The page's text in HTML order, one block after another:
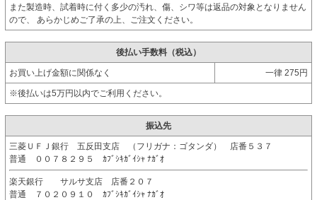
また製造時、試着時に付く多少の汚れ、傷、シワ等は返品の対象となりません
ので、 あらかじめご了承の上、ご注文ください。
後払い手数料（税込）
お買い上げ金額に関係なく 一律 275円
※後払いは5万円以内でご利用ください。
振込先
三菱ＵＦＪ銀行 五反田支店 （フリガナ：ゴタンダ） 店番５３７
普通 ００７８２９５ ｶﾌﾞｼｷｶﾞｲｼｬ ﾅｶﾞｵ
楽天銀行 サルサ支店 店番２０７
普通 ７０２０９１０ ｶﾌﾞｼｷｶﾞｲｼｬ ﾅｶﾞｵ